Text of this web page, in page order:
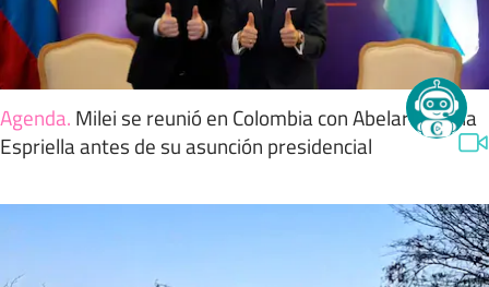
Agenda. Milei se reunió en Colombia con Abelardo de la
Espriella antes de su asunción presidencial